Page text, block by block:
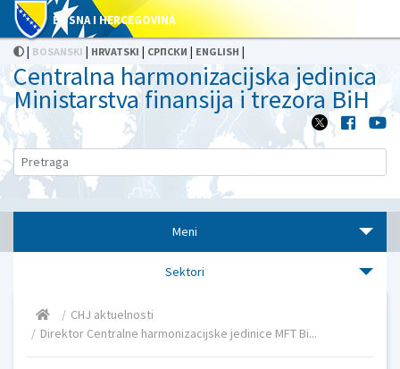
BOSNA I HERCEGOVINA
| BOSANSKI | HRVATSKI | СРПСКИ | ENGLISH |
Centralna harmonizacijska jedinica
Ministarstva finansija i trezora BiH
Meni
Sektori
CHJ aktuelnosti
Direktor Centralne harmonizacijske jedinice MFT Bi...